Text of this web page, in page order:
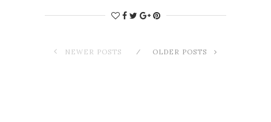
NEWER POSTS OLDER POSTS